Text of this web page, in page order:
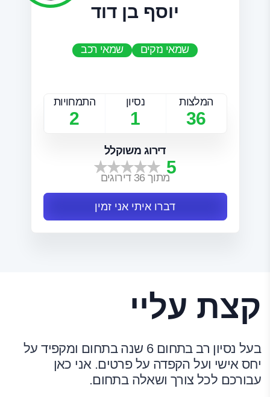
יוסף בן דוד
שמאי נזקים שמאי רכב
המלצות
36
נסיון
1
התמחויות
2
דירוג משוקלל
5
מתוך 36 דירוגים
דברו איתי אני זמין
קצת עליי
בעל נסיון רב בתחום 6 שנה בתחום ומקפיד על
יחס אישי ועל הקפדה על פרטים. אני כאן
עבורכם לכל צורך ושאלה בתחום.